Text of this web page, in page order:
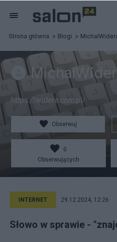
Strona główna Blogi
https://widera.com.pl/
Obserwuj
0
Obserwujących
INTERNET 29.12.2024, 12:26
Słowo w sprawie -